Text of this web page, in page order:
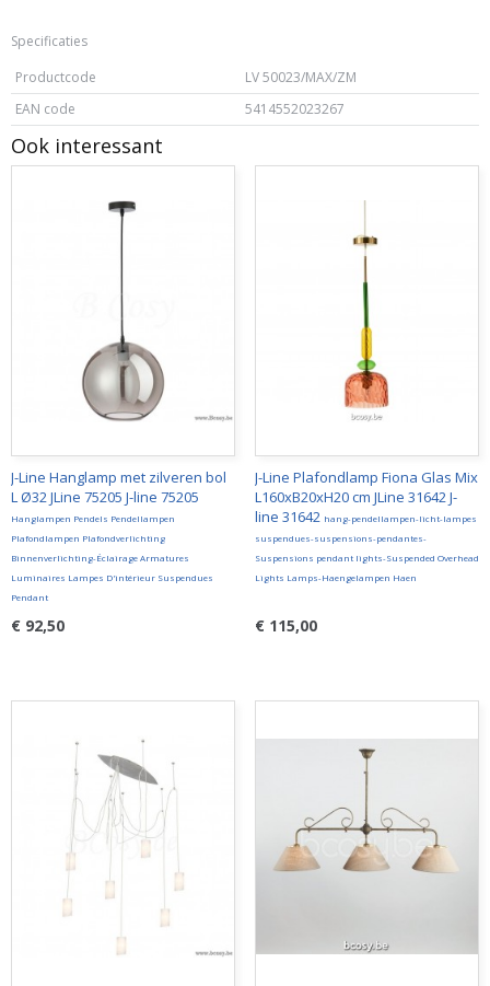
Specificaties
Productcode
LV 50023/MAX/ZM
EAN code
5414552023267
Ook interessant
J-Line Hanglamp met zilveren bol
L Ø32 JLine 75205 J-line 75205
Hanglampen Pendels Pendellampen
Plafondlampen Plafondverlichting
Binnenverlichting-Éclairage Armatures
Luminaires Lampes D'intérieur Suspendues
Pendant
€ 92,50
J-Line Plafondlamp Fiona Glas Mix
L160xB20xH20 cm JLine 31642 J-
line 31642 hang-pendellampen-licht-lampes
suspendues-suspensions-pendantes-
Suspensions pendant lights-Suspended Overhead
Lights Lamps-Haengelampen Haen
€ 115,00